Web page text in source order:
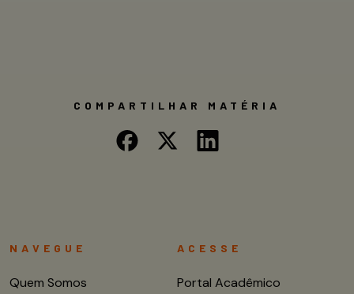
COMPARTILHAR MATÉRIA
NAVEGUE
Quem Somos
ACESSE
Portal Acadêmico